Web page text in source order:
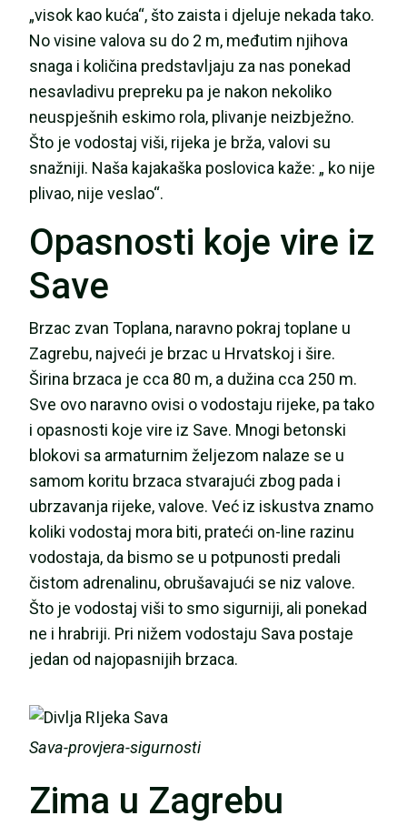
„visok kao kuća“, što zaista i djeluje nekada tako.
No visine valova su do 2 m, međutim njihova
snaga i količina predstavljaju za nas ponekad
nesavladivu prepreku pa je nakon nekoliko
neuspješnih eskimo rola, plivanje neizbježno.
Što je vodostaj viši, rijeka je brža, valovi su
snažniji. Naša kajakaška poslovica kaže: „ ko nije
plivao, nije veslao“.
Opasnosti koje vire iz
Save
Brzac zvan Toplana, naravno pokraj toplane u
Zagrebu, najveći je brzac u Hrvatskoj i šire.
Širina brzaca je cca 80 m, a dužina cca 250 m.
Sve ovo naravno ovisi o vodostaju rijeke, pa tako
i opasnosti koje vire iz Save. Mnogi betonski
blokovi sa armaturnim željezom nalaze se u
samom koritu brzaca stvarajući zbog pada i
ubrzavanja rijeke, valove. Već iz iskustva znamo
koliki vodostaj mora biti, prateći on-line razinu
vodostaja, da bismo se u potpunosti predali
čistom adrenalinu, obrušavajući se niz valove.
Što je vodostaj viši to smo sigurniji, ali ponekad
ne i hrabriji. Pri nižem vodostaju Sava postaje
jedan od najopasnijih brzaca.
Sava-provjera-sigurnosti
Zima u Zagrebu